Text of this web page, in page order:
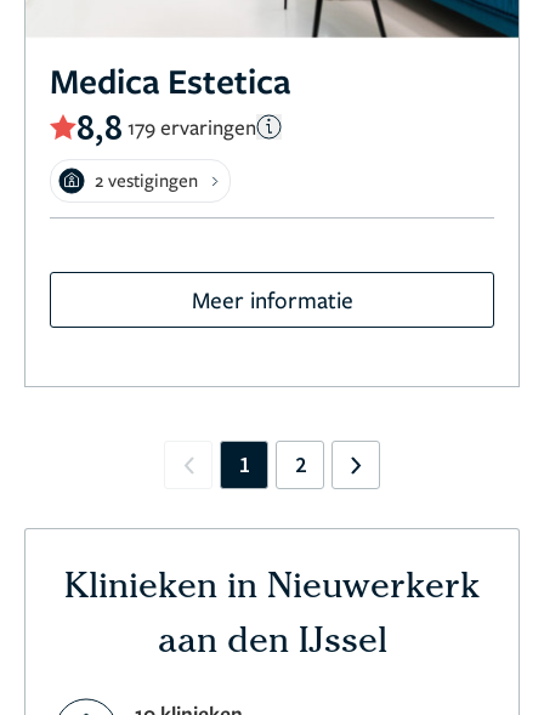
Medica Estetica
8,8 179 ervaringen
2 vestigingen
Meer informatie
Previous
1 2 Next
Klinieken in Nieuwerkerk
aan den IJssel